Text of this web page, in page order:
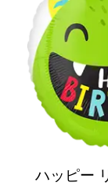
ハッピー